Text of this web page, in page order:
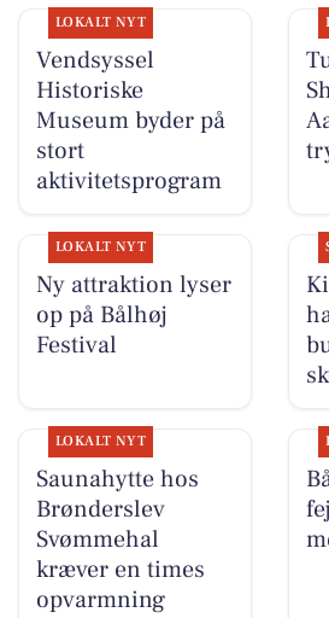
LOKALT NYT
Vendsyssel
Historiske
Museum byder på
stort
aktivitetsprogram
LOKALT NYT
Ny attraktion lyser
op på Bålhøj
Festival
LOKALT NYT
Saunahytte hos
Brønderslev
Svømmehal
kræver en times
opvarmning